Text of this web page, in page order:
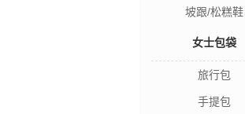
坡跟/松糕鞋
女士包袋
旅行包
手提包